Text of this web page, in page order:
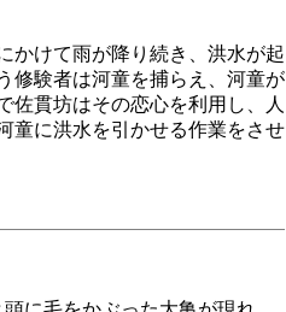
かけて雨が降り続き、洪水が起
修験者は河童を捕らえ、河童が
佐貫坊はその恋心を利用し、人
童に洪水を引かせる作業をさせ